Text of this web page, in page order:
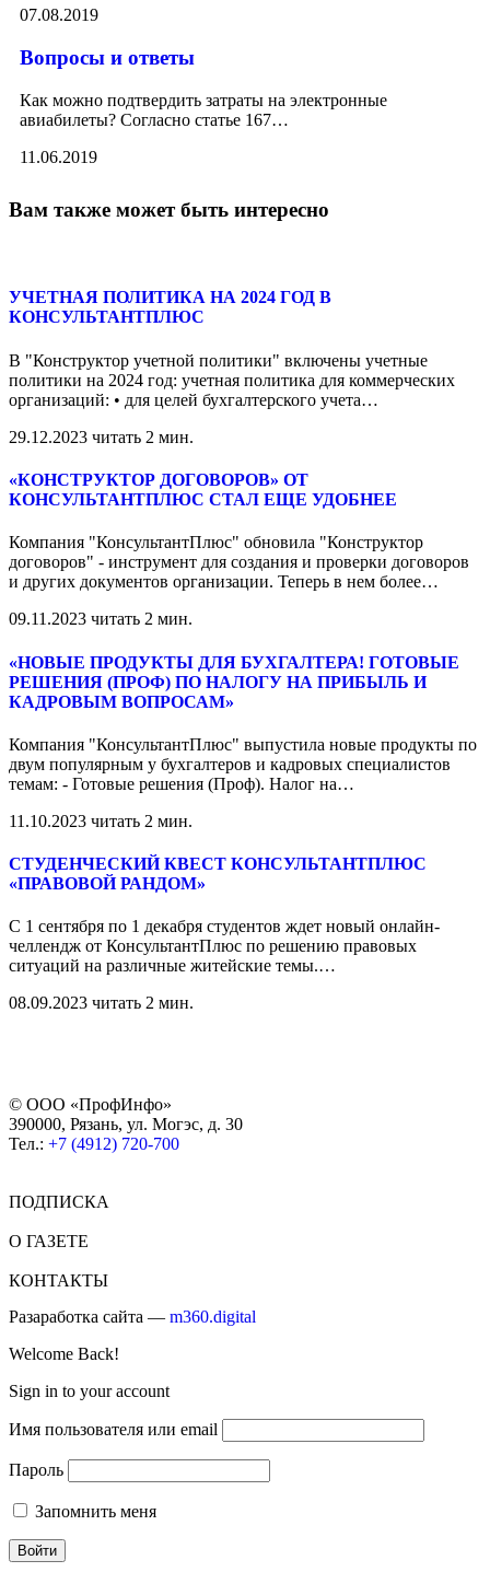
07.08.2019
Вопросы и ответы
Как можно подтвердить затраты на электронные
авиабилеты? Согласно статье 167…
11.06.2019
Вам также может быть интересно
УЧЕТНАЯ ПОЛИТИКА НА 2024 ГОД В
КОНСУЛЬТАНТПЛЮС
В "Конструктор учетной политики" включены учетные
политики на 2024 год: учетная политика для коммерческих
организаций: • для целей бухгалтерского учета…
29.12.2023 читать 2 мин.
«КОНСТРУКТОР ДОГОВОРОВ» ОТ
КОНСУЛЬТАНТПЛЮС СТАЛ ЕЩЕ УДОБНЕЕ
Компания "КонсультантПлюс" обновила "Конструктор
договоров" - инструмент для создания и проверки договоров
и других документов организации. Теперь в нем более…
09.11.2023 читать 2 мин.
«НОВЫЕ ПРОДУКТЫ ДЛЯ БУХГАЛТЕРА! ГОТОВЫЕ
РЕШЕНИЯ (ПРОФ) ПО НАЛОГУ НА ПРИБЫЛЬ И
КАДРОВЫМ ВОПРОСАМ»
Компания "КонсультантПлюс" выпустила новые продукты по
двум популярным у бухгалтеров и кадровых специалистов
темам: - Готовые решения (Проф). Налог на…
11.10.2023 читать 2 мин.
СТУДЕНЧЕСКИЙ КВЕСТ КОНСУЛЬТАНТПЛЮС
«ПРАВОВОЙ РАНДОМ»
С 1 сентября по 1 декабря студентов ждет новый онлайн-
челлендж от КонсультантПлюс по решению правовых
ситуаций на различные житейские темы.…
08.09.2023 читать 2 мин.
© ООО «ПрофИнфо»
390000, Рязань, ул. Могэс, д. 30
Тел.: +7 (4912) 720-700
ПОДПИСКА
О ГАЗЕТЕ
КОНТАКТЫ
Разаработка сайта — m360.digital
Welcome Back!
Sign in to your account
Имя пользователя или email
Пароль
Запомнить меня